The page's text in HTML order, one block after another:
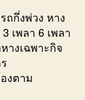
ถกึ่งพ่วง หาง
เพลา 6 เพลา
างเฉพาะกิจ
งตาม